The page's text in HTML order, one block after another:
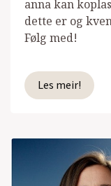
anna kan
dette er og
Følg med!
Les meir!